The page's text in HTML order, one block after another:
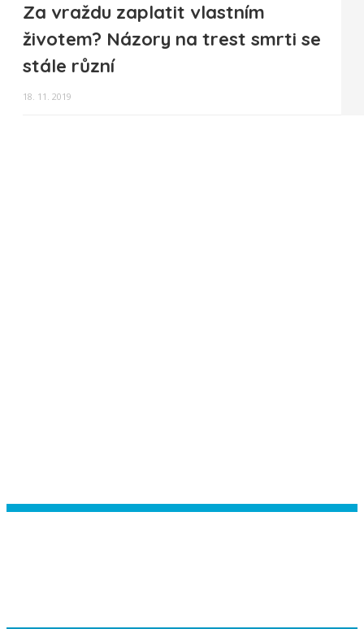
Za vraždu zaplatit vlastním
životem? Názory na trest smrti se
stále různí
18. 11. 2019